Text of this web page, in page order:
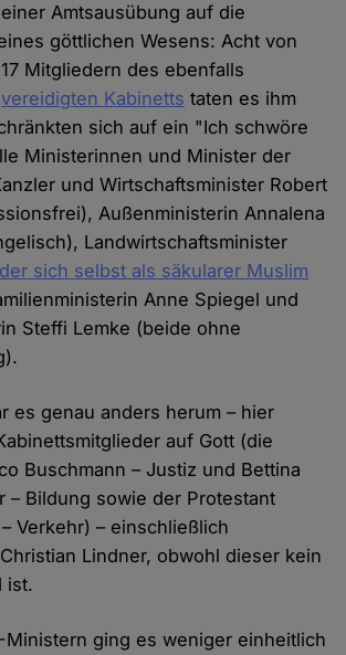
Amtsausübung auf die
göttlichen Wesens: Acht von
Mitgliedern des ebenfalls
vereidigten Kabinetts taten es ihm
sich auf ein "Ich schwöre
Ministerinnen und Minister der
und Wirtschaftsminister Robert
Außenministerin Annalena
Landwirtschaftsminister
der sich selbst als säkularer Muslim
Anne Spiegel und
Steffi Lemke (beide ohne
es genau anders herum – hier
auf Gott (die
Buschmann – Justiz und Bettina
– Bildung sowie der Protestant
Verkehr) – einschließlich
Lindner, obwohl dieser kein
ist.
Ministern ging es weniger einheitlich